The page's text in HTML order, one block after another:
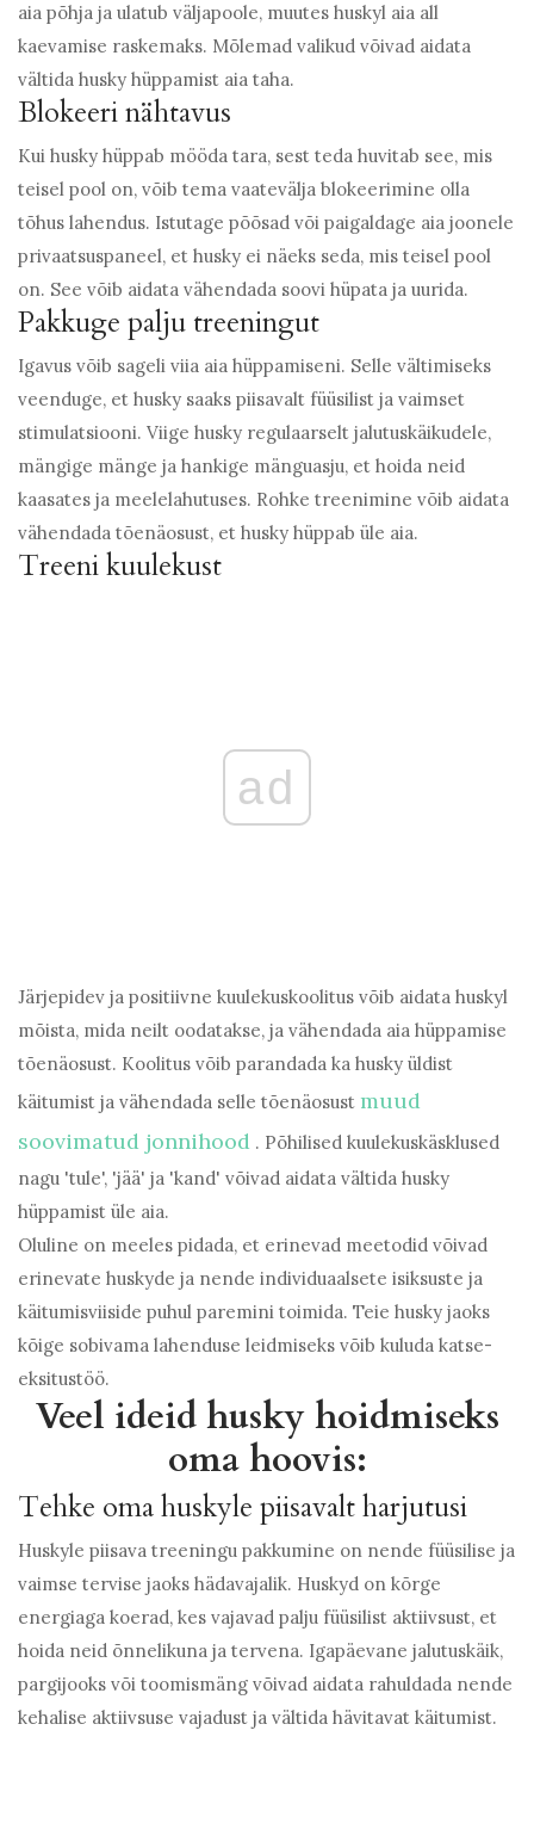
aia põhja ja ulatub väljapoole, muutes huskyl aia all
kaevamise raskemaks. Mõlemad valikud võivad aidata
vältida husky hüppamist aia taha.
Blokeeri nähtavus
Kui husky hüppab mööda tara, sest teda huvitab see, mis
teisel pool on, võib tema vaatevälja blokeerimine olla
tõhus lahendus. Istutage põõsad või paigaldage aia joonele
privaatsuspaneel, et husky ei näeks seda, mis teisel pool
on. See võib aidata vähendada soovi hüpata ja uurida.
Pakkuge palju treeningut
Igavus võib sageli viia aia hüppamiseni. Selle vältimiseks
veenduge, et husky saaks piisavalt füüsilist ja vaimset
stimulatsiooni. Viige husky regulaarselt jalutuskäikudele,
mängige mänge ja hankige mänguasju, et hoida neid
kaasates ja meelelahutuses. Rohke treenimine võib aidata
vähendada tõenäosust, et husky hüppab üle aia.
Treeni kuulekust
ad
Järjepidev ja positiivne kuulekuskoolitus võib aidata huskyl
mõista, mida neilt oodatakse, ja vähendada aia hüppamise
tõenäosust. Koolitus võib parandada ka husky üldist
käitumist ja vähendada selle tõenäosust muud
soovimatud jonnihood . Põhilised kuulekuskäsklused
nagu 'tule', 'jää' ja 'kand' võivad aidata vältida husky
hüppamist üle aia.
Oluline on meeles pidada, et erinevad meetodid võivad
erinevate huskyde ja nende individuaalsete isiksuste ja
käitumisviiside puhul paremini toimida. Teie husky jaoks
kõige sobivama lahenduse leidmiseks võib kuluda katse-
eksitustöö.
Veel ideid husky hoidmiseks
oma hoovis:
Tehke oma huskyle piisavalt harjutusi
Huskyle piisava treeningu pakkumine on nende füüsilise ja
vaimse tervise jaoks hädavajalik. Huskyd on kõrge
energiaga koerad, kes vajavad palju füüsilist aktiivsust, et
hoida neid õnnelikuna ja tervena. Igapäevane jalutuskäik,
pargijooks või toomismäng võivad aidata rahuldada nende
kehalise aktiivsuse vajadust ja vältida hävitavat käitumist.